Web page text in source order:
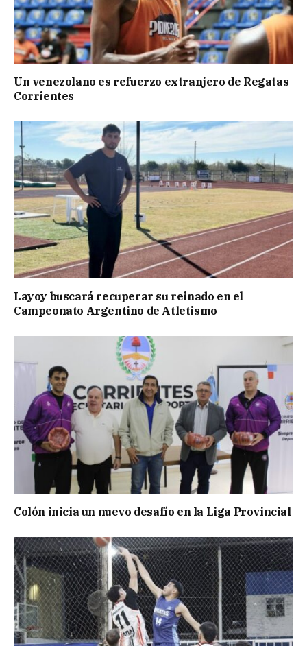
Un venezolano es refuerzo extranjero de Regatas
Corrientes
Layoy buscará recuperar su reinado en el
Campeonato Argentino de Atletismo
Colón inicia un nuevo desafío en la Liga Provincial